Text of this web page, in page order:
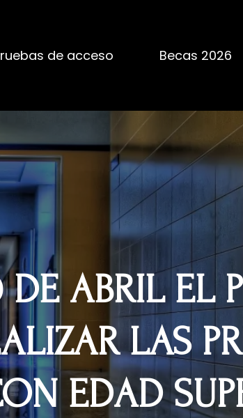
de acceso Becas 2026
ABRIL EL
LAS
EDAD